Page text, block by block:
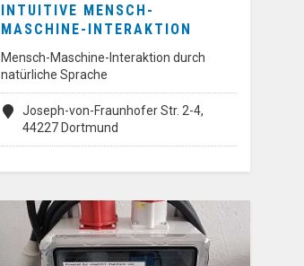
INTUITIVE MENSCH-
MASCHINE-INTERAKTION
Mensch-Maschine-Interaktion durch
natürliche Sprache
Joseph-von-Fraunhofer Str. 2-4,
44227 Dortmund